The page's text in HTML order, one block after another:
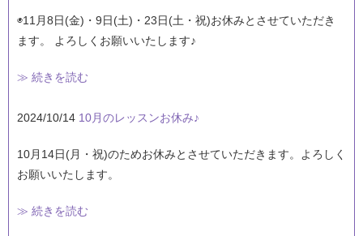
◉11月8日(金)・9日(土)・23日(土・祝)お休みとさせていただき
ます。 よろしくお願いいたします♪
≫ 続きを読む
2024/10/14 10月のレッスンお休み♪
10月14日(月・祝)のためお休みとさせていただきます。よろしく
お願いいたします。
≫ 続きを読む